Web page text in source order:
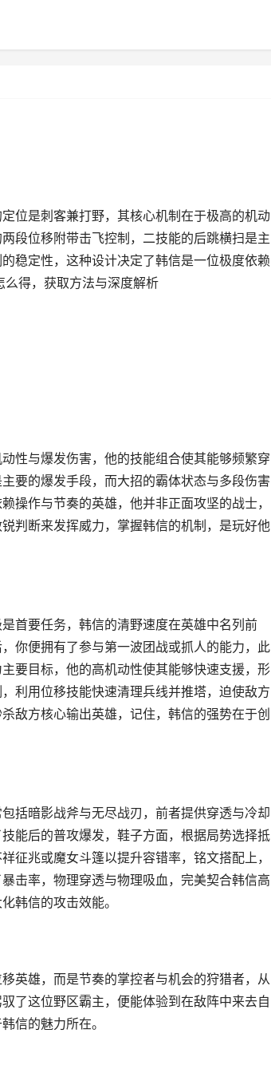
位是刺客兼打野，其核心机制在于极高的机动
段位移附带击飞控制，二技能的后跳横扫是主
稳定性，这种设计决定了韩信是一位极度依赖
得，获取方法与深度解析
性与爆发伤害，他的技能组合使其能够频繁穿
要的爆发手段，而大招的霸体状态与多段伤害
操作与节奏的英雄，他并非正面攻坚的战士，
判断来发挥威力，掌握韩信的机制，是玩好他
首要任务，韩信的清野速度在英雄中名列前
你便拥有了参与第一波团战或抓人的能力，此
要目标，他的高机动性使其能够快速支援，形
利用位移技能快速清理兵线并推塔，迫使敌方
敌方核心输出英雄，记住，韩信的强势在于创
括暗影战斧与无尽战刃，前者提供穿透与冷却
能后的普攻爆发，鞋子方面，根据局势选择抵
征兆或魔女斗篷以提升容错率，铭文搭配上，
击率，物理穿透与物理吸血，完美契合韩信高
韩信的攻击效能。
英雄，而是节奏的掌控者与机会的狩猎者，从
了这位野区霸主，便能体验到在敌阵中来去自
信的魅力所在。